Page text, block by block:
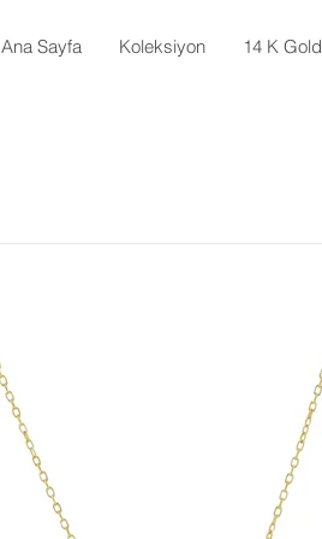
Ana Sayfa Koleksiyon 14 K Gold